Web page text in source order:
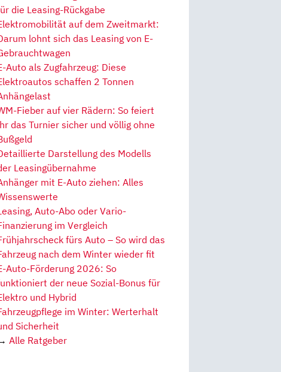
die Leasing-Rückgabe
auf dem Zweitmarkt:
lohnt sich das Leasing von E-
Auto als Zugfahrzeug: Diese
schaffen 2 Tonnen
Fieber auf vier Rädern: So feiert
das Turnier sicher und völlig ohne
Darstellung des Modells
Leasingübernahme
mit E-Auto ziehen: Alles
Auto-Abo oder Vario-
im Vergleich
fürs Auto – So wird das
nach dem Winter wieder fit
Auto-Förderung 2026: So
der neue Sozial-Bonus für
und Hybrid
im Winter: Werterhalt
Sicherheit
Alle Ratgeber